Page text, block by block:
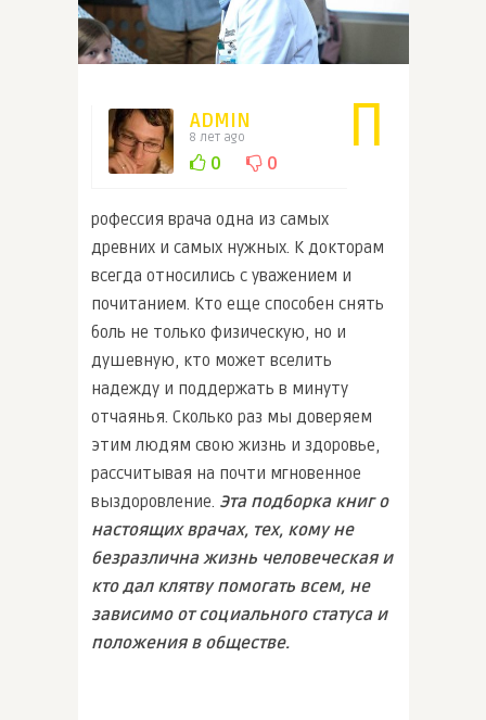
ADMIN
8 лет ago
0 0
П
рофессия врача одна из самых
древних и самых нужных. К докторам
всегда относились с уважением и
почитанием. Кто еще способен снять
боль не только физическую, но и
душевную, кто может вселить
надежду и поддержать в минуту
отчаянья. Сколько раз мы доверяем
этим людям свою жизнь и здоровье,
рассчитывая на почти мгновенное
выздоровление. Эта подборка книг о
настоящих врачах, тех, кому не
безразлична жизнь человеческая и
кто дал клятву помогать всем, не
зависимо от социального статуса и
положения в обществе.